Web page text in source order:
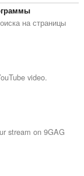
на страницы
video.
stream on 9GAG